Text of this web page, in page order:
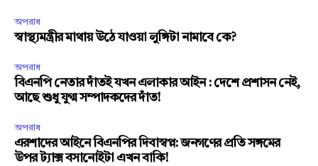
অপরাধ
স্বাস্থ্যমন্ত্রীর মাথায় উঠে যাওয়া লুঙ্গিটা নামাবে কে?
অপরাধ
বিএনপি নেতার দাঁতই যখন এলাকার আইন : দেশে প্রশাসন নেই,
আছে শুধু যুগ্ম সম্পাদকদের দাঁত!
অপরাধ
এরশাদের আইনে বিএনপির দিবাস্বপ্ন: জনগণের প্রতি সঙ্গমের
উপর ট্যাক্স বসানোইটা এখন বাকি!